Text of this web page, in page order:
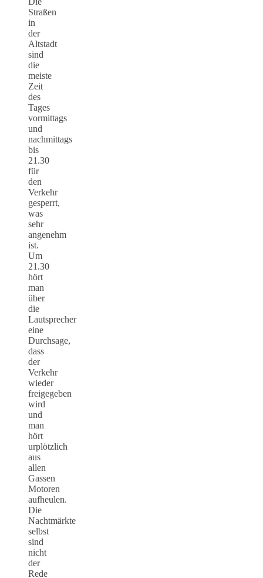
Straßen
in
der
Altstadt
sind
die
meiste
Zeit
des
Tages
vormittags
und
nachmittags
bis
21.30
für
den
Verkehr
gesperrt,
was
sehr
angenehm
ist.
Um
21.30
hört
man
über
die
Lautsprecher
eine
Durchsage,
dass
der
Verkehr
wieder
freigegeben
wird
und
man
hört
urplötzlich
aus
allen
Gassen
Motoren
aufheulen.
Die
Nachtmärkte
selbst
sind
nicht
der
Rede